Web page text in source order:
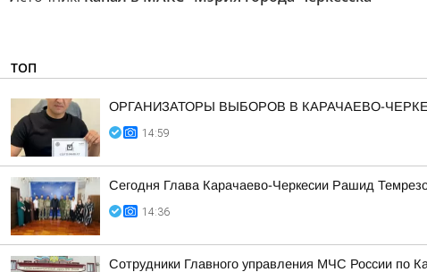
ТОП
ОРГАНИЗАТОРЫ ВЫБОРОВ В КАРАЧАЕВО-
14:59
Сегодня Глава Карачаево-Черкесии Рашид
14:36
Сотрудники Главного управления МЧС России по